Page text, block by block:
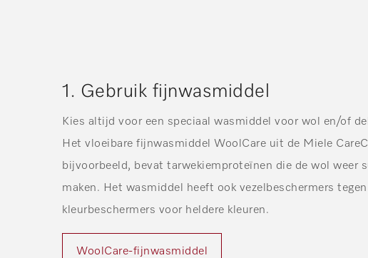
1. Gebruik fijnwasmiddel
Kies altijd voor een speciaal wasmiddel voor wol en/of
Het vloeibare fijnwasmiddel WoolCare uit de Miele
bijvoorbeeld, bevat tarwekiemproteïnen die de wol weer
maken. Het wasmiddel heeft ook vezelbeschermers
kleurbeschermers voor heldere kleuren.
WoolCare-fijnwasmiddel